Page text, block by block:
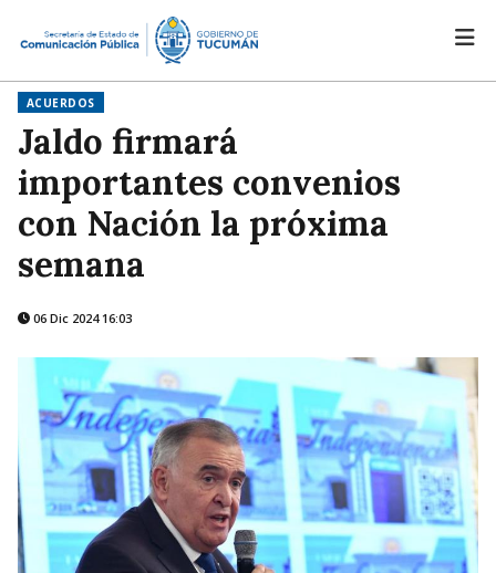
ACUERDOS
Jaldo firmará
importantes convenios
con Nación la próxima
semana
06 Dic 2024 16:03